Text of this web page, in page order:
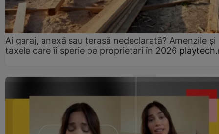
Ai garaj, anexă sau terasă nedeclarată? Amenzile și
taxele care îi sperie pe proprietari în 2026